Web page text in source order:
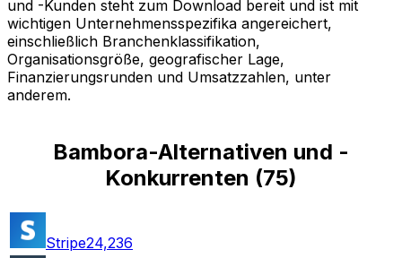
und -Kunden steht zum Download bereit und ist mit
wichtigen Unternehmensspezifika angereichert,
einschließlich Branchenklassifikation,
Organisationsgröße, geografischer Lage,
Finanzierungsrunden und Umsatzzahlen, unter
anderem.
Bambora-Alternativen und -
Konkurrenten (75)
Stripe24,236